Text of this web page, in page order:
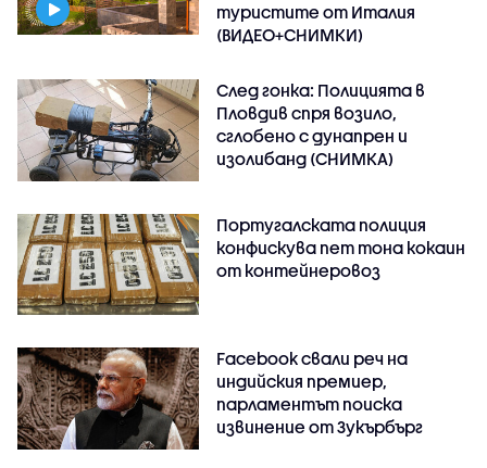
туристите от Италия
(ВИДЕО+СНИМКИ)
След гонка: Полицията в
Пловдив спря возило,
сглобено с дунапрен и
изолибанд (СНИМКА)
Португалската полиция
конфискува пет тона кокаин
от контейнеровоз
Facebook свали реч на
индийския премиер,
парламентът поиска
извинение от Зукърбърг